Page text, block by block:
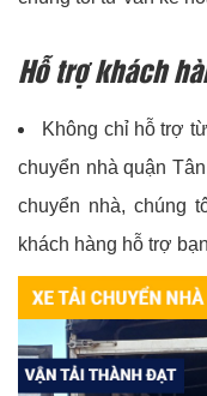
Hỗ trợ khách
Không chỉ hỗ trợ
chuyển nhà quận
chuyển nhà, chúng
khách hàng hỗ trợ